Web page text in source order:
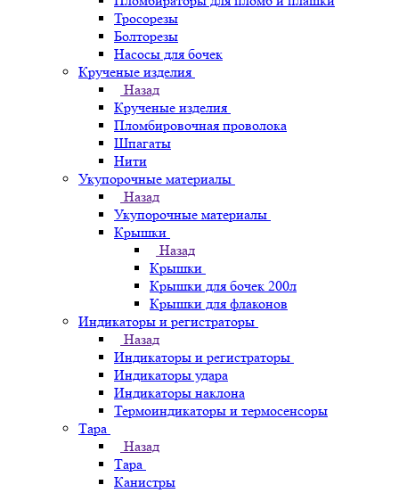
Тросорезы
Болторезы
Насосы для бочек
Крученые изделия
Назад
Крученые изделия
Пломбировочная проволока
Шпагаты
Нити
Укупорочные материалы
Назад
Укупорочные материалы
Крышки
Назад
Крышки
Крышки для бочек 200л
Крышки для флаконов
Индикаторы и регистраторы
Назад
Индикаторы и регистраторы
Индикаторы удара
Индикаторы наклона
Термоиндикаторы и термосенсоры
Тара
Назад
Тара
Канистры